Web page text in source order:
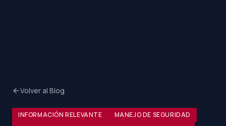
Volver al Blog
INFORMACIÓN RELEVANTE
MANEJO DE SEGURIDAD